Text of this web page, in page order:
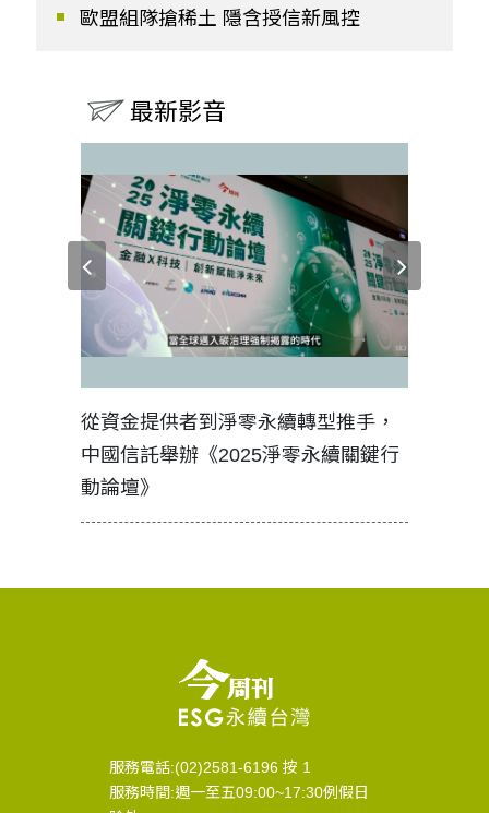
歐盟組隊搶稀土 隱含授信新風控
最新影音
從資金提供者到淨零永續轉型推手，
中國信託舉辦《2025淨零永續關鍵行
動論壇》
服務電話:(02)2581-6196 按 1
服務時間:週一至五09:00~17:30例假日